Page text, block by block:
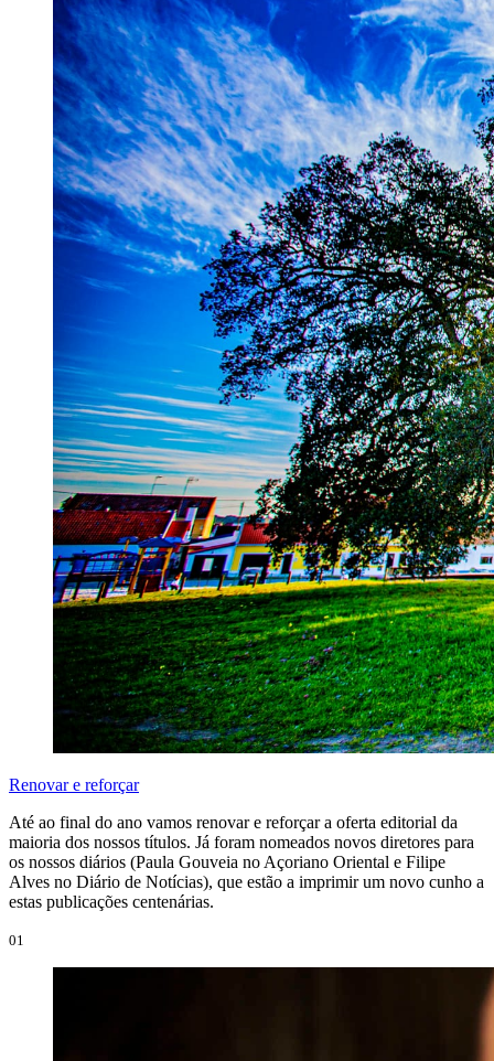
Renovar e reforçar
Até ao final do ano vamos renovar e reforçar a oferta editorial da
maioria dos nossos títulos. Já foram nomeados novos diretores para
os nossos diários (Paula Gouveia no Açoriano Oriental e Filipe
Alves no Diário de Notícias), que estão a imprimir um novo cunho a
estas publicações centenárias.
01